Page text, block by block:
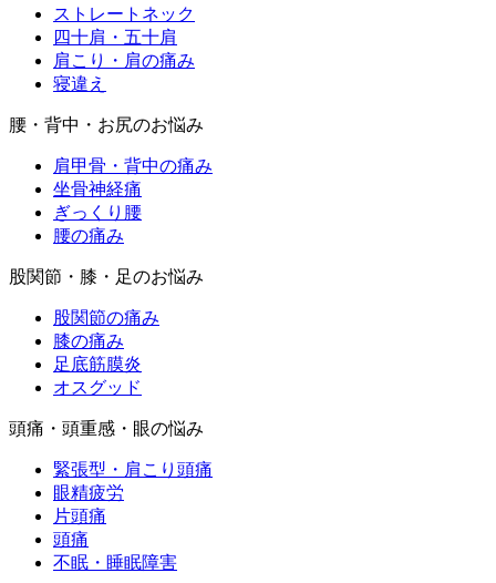
ストレートネック
四十肩・五十肩
肩こり・肩の痛み
寝違え
腰・背中・お尻のお悩み
肩甲骨・背中の痛み
坐骨神経痛
ぎっくり腰
腰の痛み
股関節・膝・足のお悩み
股関節の痛み
膝の痛み
足底筋膜炎
オスグッド
頭痛・頭重感・眼の悩み
緊張型・肩こり頭痛
眼精疲労
片頭痛
頭痛
不眠・睡眠障害